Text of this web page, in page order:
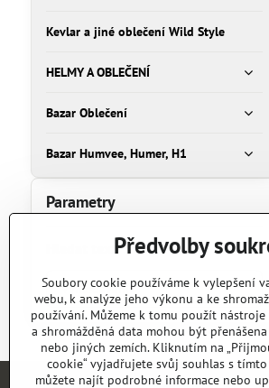
Parametry
Prohledat
výsledky
filtru
fulltextem
Kevlar a jiné oblečení Wild Style
HELMY A OBLEČENÍ
Bazar Oblečení
Bazar Humvee, Humer, H1
Předvolby
Soubory cookie používáme k vylepšení
webu, k analýze jeho výkonu a ke
používání. Můžeme k tomu použít
a shromážděná data mohou být přenášena
nebo jiných zemích. Kliknutím na
cookie“ vyjadřujete svůj souhlas s tímto
můžete najít podrobné informace nebo